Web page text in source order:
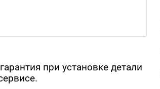
при установке детали